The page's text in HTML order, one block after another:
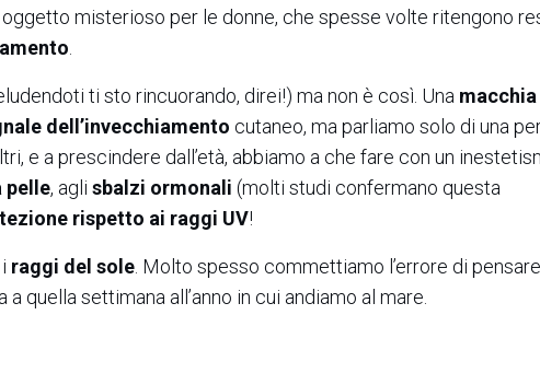
misterioso per le donne, che spesse volte ritengono
ti sto rincuorando, direi!) ma non è così. Una macchia
dell’invecchiamento cutaneo, ma parliamo solo di una
e a prescindere dall’età, abbiamo a che fare con un
pelle, agli sbalzi ormonali (molti studi confermano questa
rispetto ai raggi UV!
raggi del sole . Molto spesso commettiamo l’errore di
quella settimana all’anno in cui andiamo al mare.